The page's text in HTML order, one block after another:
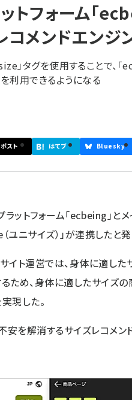
トフォーム「
コメンドエンジ
」タグを使用することで、
利用できるようになる
ポスト はてブ Bluesky
ットフォーム「ecbeing」と
ユニサイズ）」が連携したと発
イト運営では、身体に適し
ため、身体に適したサイズ
現した。
を解消するサイズレコメン